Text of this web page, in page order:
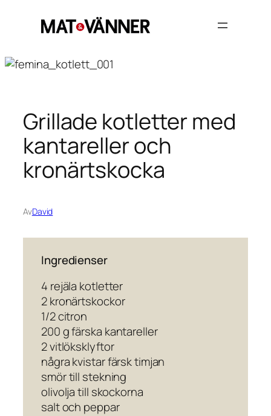
Grillade kotletter med
kantareller och
kronärtskocka
AvDavid
Ingredienser
4 rejäla kotletter
2 kronärtskockor
1/2 citron
200 g färska kantareller
2 vitlöksklyftor
några kvistar färsk timjan
smör till stekning
olivolja till skockorna
salt och peppar